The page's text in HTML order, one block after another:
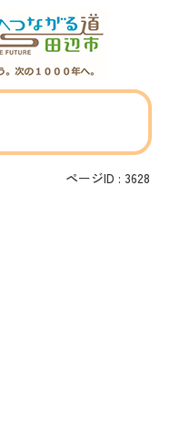
ページID : 3628